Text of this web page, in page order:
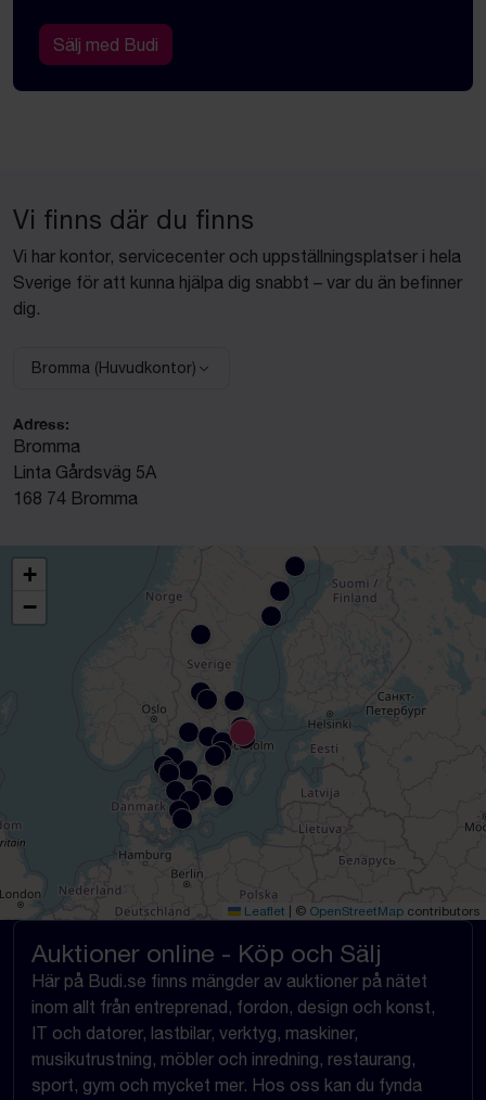
Sälj med Budi
Vi finns där du finns
Vi har kontor, servicecenter och uppställningsplatser i hela
Sverige för att kunna hjälpa dig snabbt – var du än befinner
dig.
Välj anläggning:
Bromma (Huvudkontor)
Adress:
Bromma
Linta Gårdsväg 5A
168 74 Bromma
+
−
Leaflet © OpenStreetMap contributors
Auktioner online - Köp och Sälj
Här på Budi.se finns mängder av auktioner på nätet
inom allt från entreprenad, fordon, design och konst,
IT och datorer, lastbilar, verktyg, maskiner,
musikutrustning, möbler och inredning, restaurang,
sport, gym och mycket mer. Hos oss kan du fynda